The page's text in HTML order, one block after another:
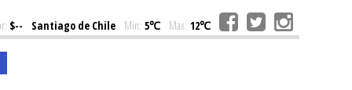
$-- Santiago de Chile Min: 5℃ Max: 12℃